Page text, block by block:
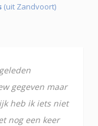
(uit Zandvoort)
gegeven maar
heb ik iets niet
nog een keer